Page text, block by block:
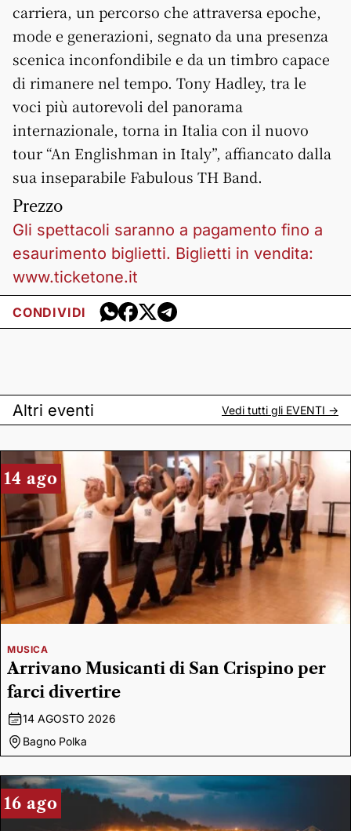
carriera, un percorso che attraversa epoche,
mode e generazioni, segnato da una presenza
scenica inconfondibile e da un timbro capace
di rimanere nel tempo. Tony Hadley, tra le
voci più autorevoli del panorama
internazionale, torna in Italia con il nuovo
tour “An Englishman in Italy”, affiancato dalla
sua inseparabile Fabulous TH Band.
Prezzo
Gli spettacoli saranno a pagamento fino a
esaurimento biglietti. Biglietti in vendita:
www.ticketone.it
CONDIVIDI
Altri eventi Vedi tutti gli EVENTI ->
14 ago
MUSICA
Arrivano Musicanti di San Crispino per
farci divertire
14 AGOSTO 2026
Bagno Polka
16 ago